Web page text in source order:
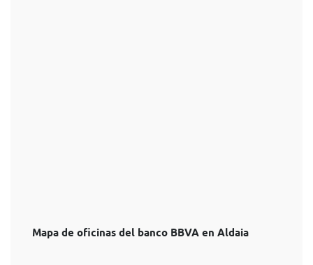
Mapa de oficinas del banco BBVA en Aldaia